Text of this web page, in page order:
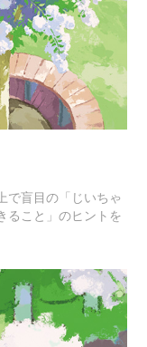
で盲目の「じいちゃ
ること」のヒントを